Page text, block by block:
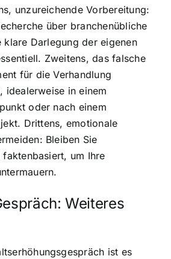
unzureichende Vorbereitung:
über branchenübliche
klare Darlegung der eigenen
Zweitens, das falsche
für die Verhandlung
idealerweise in einem
oder nach einem
Drittens, emotionale
Bleiben Sie
um Ihre
Weiteres
ist es